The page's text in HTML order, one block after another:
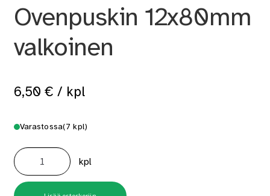
Ovenpuskin 12x80mm
valkoinen
6,50 € / kpl
Varastossa(7 kpl)
Ovenpuskin
12x80mm
valkoinen
määrä
kpl